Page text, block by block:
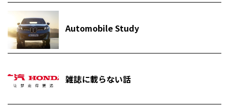
Automobile Study
雑誌に載らない話